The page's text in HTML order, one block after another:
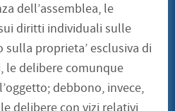
dell’assemblea, le
diritti individuali sulle
sulla proprieta’ esclusiva di
le delibere comunque
debbono, invece,